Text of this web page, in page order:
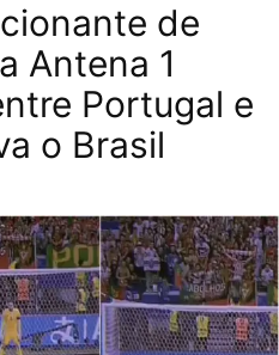
de
Antena 1
Portugal e
o Brasil